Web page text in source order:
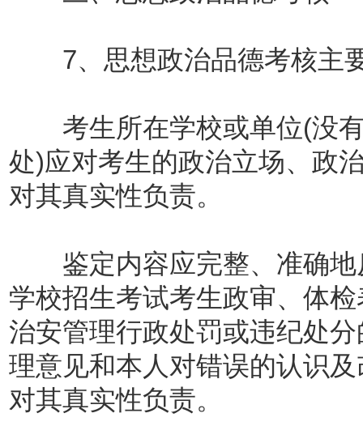
7、思想政治品德考核主
考生所在学校或单位(没有
处)应对考生的政治立场、政
对其真实性负责。
鉴定内容应完整、准确地
学校招生考试考生政审、体
治安管理行政处罚或违纪处
理意见和本人对错误的认识
对其真实性负责。